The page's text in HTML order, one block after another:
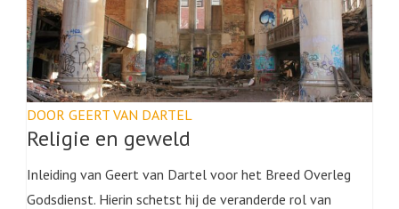
DOOR GEERT VAN DARTEL
Religie en geweld
Inleiding van Geert van Dartel voor het Breed Overleg
Godsdienst. Hierin schetst hij de veranderde rol van